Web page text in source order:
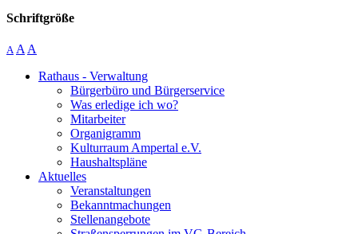
Schriftgröße
A A A
Rathaus - Verwaltung
Bürgerbüro und Bürgerservice
Was erledige ich wo?
Mitarbeiter
Organigramm
Kulturraum Ampertal e.V.
Haushaltspläne
Aktuelles
Veranstaltungen
Bekanntmachungen
Stellenangebote